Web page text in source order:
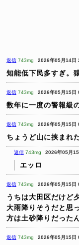
返信 743mg 2026年05月14日
知能低下民多すぎ。
返信 743mg 2026年05月15日
数年に一度の警報級
返信 743mg 2026年05月15日
ちょうど山に挟まれ
返信 743mg 2026年05月
エッロ
返信 743mg 2026年05月15日
うちは大田区だけど
大雨降りそうだと思
方は土砂降りだった
返信 743mg 2026年05月15日